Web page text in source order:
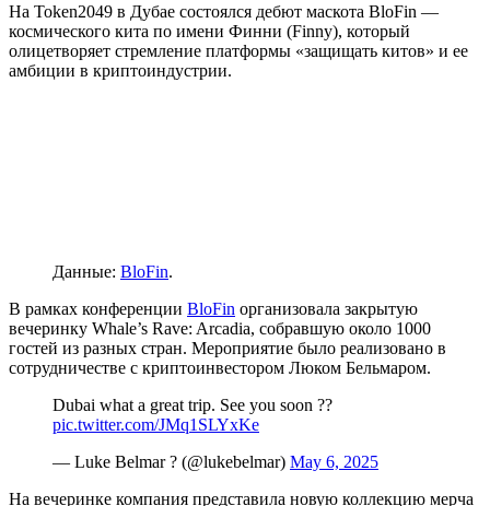
На Token2049 в Дубае состоялся дебют маскота BloFin ―
космического кита по имени Финни (Finny), который
олицетворяет стремление платформы «защищать китов» и ее
амбиции в криптоиндустрии.
Данные: BloFin.
В рамках конференции BloFin организовала закрытую
вечеринку Whale’s Rave: Arcadia, собравшую около 1000
гостей из разных стран. Мероприятие было реализовано в
сотрудничестве с криптоинвестором Люком Бельмаром.
Dubai what a great trip. See you soon ??
pic.twitter.com/JMq1SLYxKe
— Luke Belmar ? (@lukebelmar) May 6, 2025
На вечеринке компания представила новую коллекцию мерча